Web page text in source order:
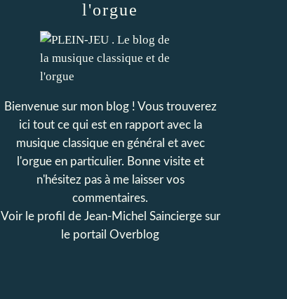
l'orgue
Bienvenue sur mon blog ! Vous trouverez
ici tout ce qui est en rapport avec la
musique classique en général et avec
l'orgue en particulier. Bonne visite et
n'hésitez pas à me laisser vos
commentaires.
Voir le profil de Jean-Michel Sainciergesur
le portail Overblog